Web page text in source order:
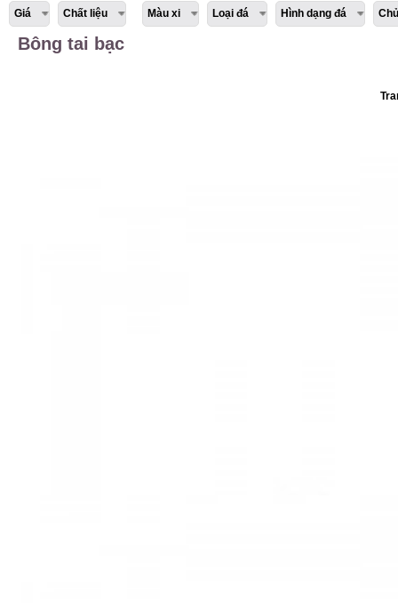
Giá Chất liệu Màu xi Loại đá Hình dạng đá
Bông tai bạc